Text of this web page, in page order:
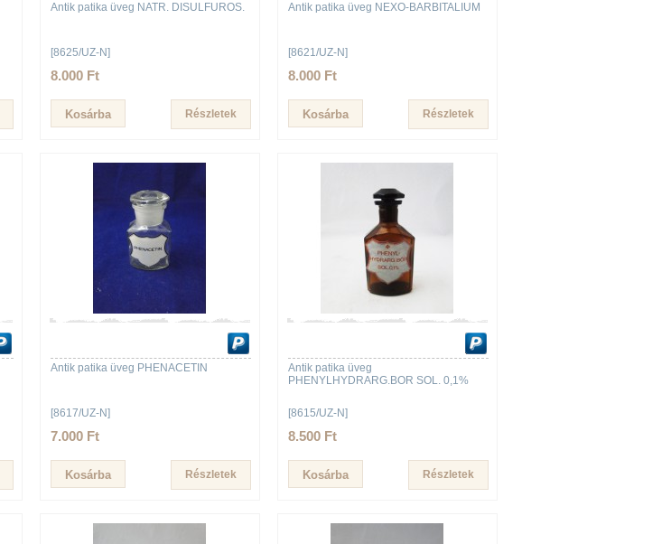
Antik patika üveg NATR. DISULFUROS.
[8625/UZ-N]
8.000 Ft
Részletek
Antik patika üveg NEXO-BARBITALIUM
[8621/UZ-N]
8.000 Ft
Részletek
Antik patika üveg PHENACETIN
[8617/UZ-N]
7.000 Ft
Részletek
Antik patika üveg
PHENYLHYDRARG.BOR SOL. 0,1%
[8615/UZ-N]
8.500 Ft
Részletek